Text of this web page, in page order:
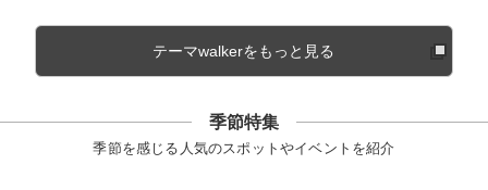
テーマwalkerをもっと見る
季節特集
季節を感じる人気のスポットやイベントを紹介